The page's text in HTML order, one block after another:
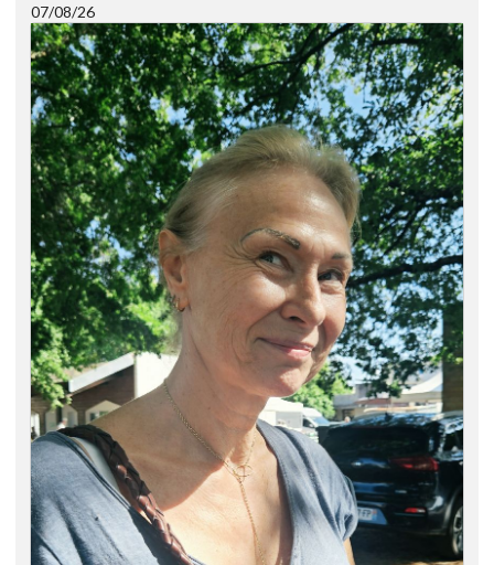
07/08/26